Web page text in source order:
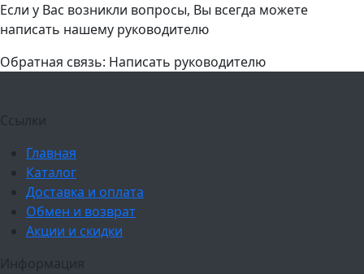
Если у Вас возникли вопросы, Вы всегда можете
написать нашему руководителю
Обратная связь: Написать руководителю
Ссылки
Главная
Каталог
Доставка и оплата
Обмен и возврат
Акции и скидки
Информация